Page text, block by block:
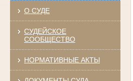
О СУДЕ
СУДЕЙСКОЕ
СООБЩЕСТВО
НОРМАТИВНЫЕ АКТЫ